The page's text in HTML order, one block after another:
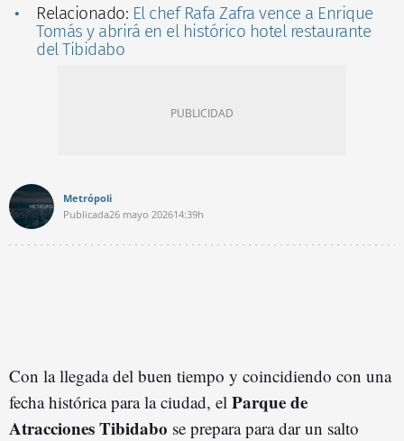
Relacionado: El chef Rafa Zafra vence a Enrique
Tomás y abrirá en el histórico hotel restaurante
del Tibidabo
Metrópoli
Publicada26 mayo 202614:39h
Con la llegada del buen tiempo y coincidiendo con una
fecha histórica para la ciudad, el Parque de
Atracciones Tibidabo se prepara para dar un salto